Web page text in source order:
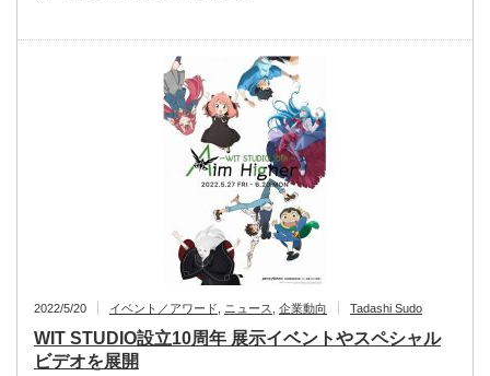
2022/5/20 イベント／アワード ニュース 企業動向 Tadashi Sudo
WIT STUDIO設立10周年 展示イベントやスペシャル
ビデオを展開